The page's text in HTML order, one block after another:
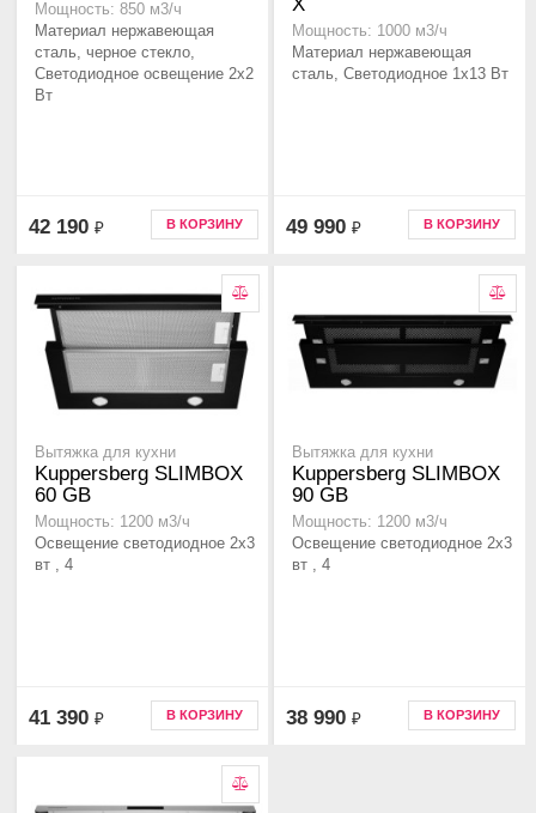
Мощность: 850 м3/ч
Материал нержавеющая
сталь, черное стекло,
Светодиодное освещение 2х2
Вт
42 190 ₽ В КОРЗИНУ
X
Мощность: 1000 м3/ч
Материал нержавеющая
сталь, Светодиодное 1х13 Вт
49 990 ₽ В КОРЗИНУ
Вытяжка для кухни
Kuppersberg SLIMBOX
60 GB
Мощность: 1200 м3/ч
Освещение светодиодное 2х3
вт , 4
41 390 ₽ В КОРЗИНУ
Вытяжка для кухни
Kuppersberg SLIMBOX
90 GB
Мощность: 1200 м3/ч
Освещение светодиодное 2х3
вт , 4
38 990 ₽ В КОРЗИНУ